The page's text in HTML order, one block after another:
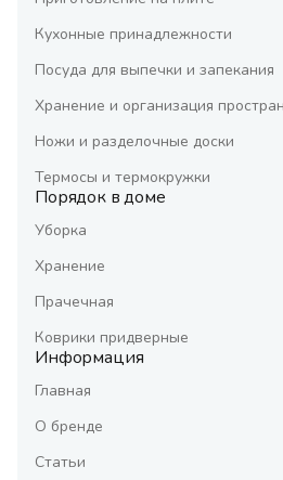
Кухонные принадлежности
Посуда для выпечки и запекания
Хранение и организация
Ножи и разделочные доски
Термосы и термокружки
Порядок в доме
Уборка
Хранение
Прачечная
Коврики придверные
Информация
Главная
О бренде
Статьи